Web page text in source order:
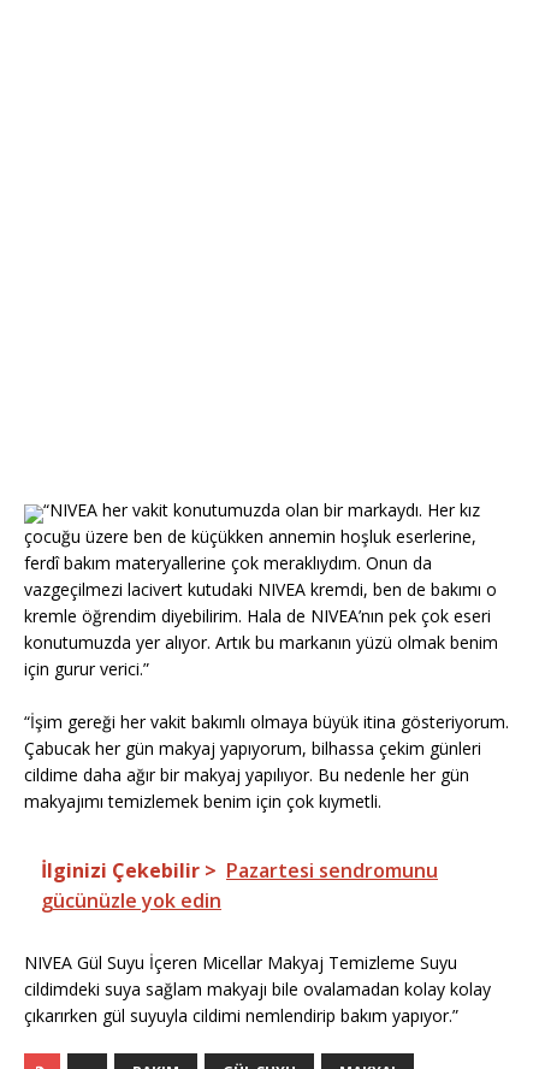
“NIVEA her vakit konutumuzda olan bir markaydı. Her kız
çocuğu üzere ben de küçükken annemin hoşluk eserlerine,
ferdî bakım materyallerine çok meraklıydım. Onun da
vazgeçilmezi lacivert kutudaki NIVEA kremdi, ben de bakımı o
kremle öğrendim diyebilirim. Hala de NIVEA’nın pek çok eseri
konutumuzda yer alıyor. Artık bu markanın yüzü olmak benim
için gurur verici.”
“İşim gereği her vakit bakımlı olmaya büyük itina gösteriyorum.
Çabucak her gün makyaj yapıyorum, bilhassa çekim günleri
cildime daha ağır bir makyaj yapılıyor. Bu nedenle her gün
makyajımı temizlemek benim için çok kıymetli.
İlginizi Çekebilir > Pazartesi sendromunu
gücünüzle yok edin
NIVEA Gül Suyu İçeren Micellar Makyaj Temizleme Suyu
cildimdeki suya sağlam makyajı bile ovalamadan kolay kolay
çıkarırken gül suyuyla cildimi nemlendirip bakım yapıyor.”